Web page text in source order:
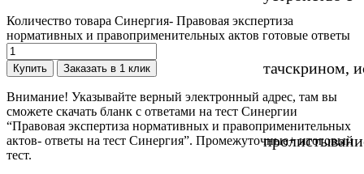
тачскрином,
Количество товара Синергия- Правовая экспертиза
нормативных и правоприменительных актов готовые ответы
Купить Заказать в 1 клик
Внимание! Указывайте верный электронный адрес, там вы
сможете скачать бланк с ответами на тест Синергии
“Правовая экспертиза нормативных и правоприменительных
актов- ответы на тест Синергия”. Промежуточные+ итоговый
тест.